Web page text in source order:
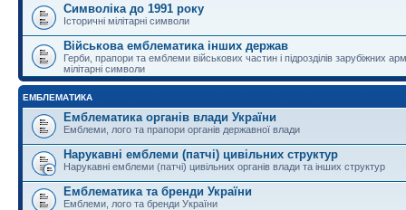
Символіка до 1991 року
Історичні мілітарні символи
Військова емблематика інших держав
Герби, прапори та емблеми військових частин і підрозділів зарубіжних
мілітарні символи
ЕМБЛЕМАТИКА
Емблематика органів влади України
Емблеми, лого та прапори органів державної влади
Нарукавні емблеми (патчі) цивільних структур
Нарукавні емблеми (патчі) цивільних органів влади та інших структур
Емблематика та бренди України
Емблеми, лого та бренди України